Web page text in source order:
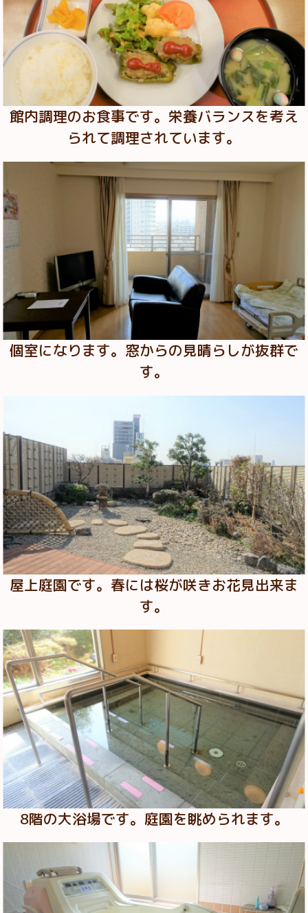
館内調理のお食事です。栄養バランスを考え
られて調理されています。
個室になります。窓からの見晴らしが抜群で
す。
屋上庭園です。春には桜が咲きお花見出来ま
す。
8階の大浴場です。庭園を眺められます。